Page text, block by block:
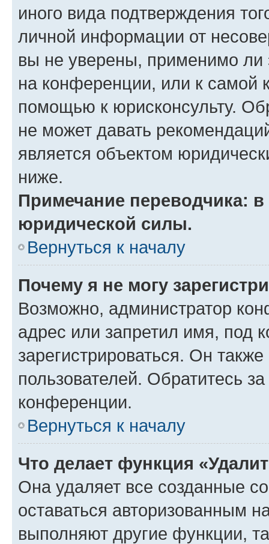
иного вида подтверждения
личной информации от
вы не уверены, применимо ли
на конференции, или к самой
помощью к юрисконсульту.
не может давать
является объектом
ниже.
Примечание переводчика:
юридической силы.
Вернуться к началу
Почему я не могу
Возможно, администратор
адрес или запретил имя, под
зарегистрироваться. Он
пользователей. Обратитесь
конференции.
Вернуться к началу
Что делает функция
Она удаляет все созданные
оставаться авторизованным
выполняют другие функции,